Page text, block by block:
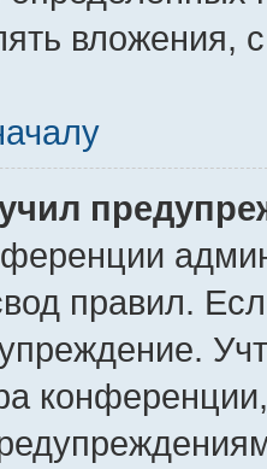
вложения,
правил.